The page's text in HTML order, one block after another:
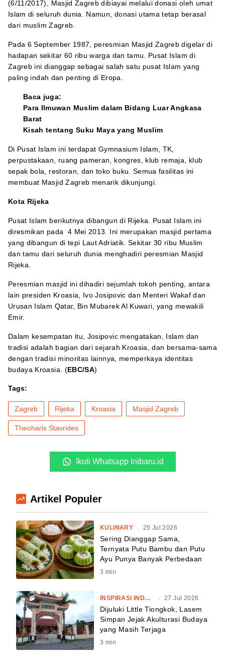
(6/11/2017), Masjid Zagreb dibiayai melalui donasi oleh umat
Islam di seluruh dunia. Namun, donasi utama tetap berasal
dari muslim Zagreb.
Pada 6 September 1987, peresmian Masjid Zagreb digelar di
hadapan sekitar 60 ribu warga dan tamu. Pusat Islam di
Zagreb ini dianggap sebagai salah satu pusat Islam yang
paling indah dan penting di Eropa.
Baca juga:
Para Ilmuwan Muslim dalam Bidang Luar Angkasa
Barat
Kisah tentang Suku Maya yang Muslim
Di Pusat Islam ini terdapat Gymnasium Islam, TK,
perpustakaan, ruang pameran, kongres, klub remaja, klub
sepak bola, restoran, dan toko buku. Semua fasilitas ini
membuat Masjid Zagreb menarik dikunjungi.
Kota Rijeka
Pusat Islam berikutnya dibangun di Rijeka. Pusat Islam ini
diresmikan pada 4 Mei 2013. Ini merupakan masjid pertama
yang dibangun di tepi Laut Adriatik. Sekitar 30 ribu Muslim
dan tamu dari seluruh dunia menghadiri peresmian Masjid
Rijeka.
Peresmian masjid ini dihadiri sejumlah tokoh penting, antara
lain presiden Kroasia, Ivo Josipovic dan Menteri Wakaf dan
Urusan Islam Qatar, Bin Mubarek Al Kuwari, yang mewakili
Emir.
Dalam kesempatan itu, Josipovic mengatakan, Islam dan
tradisi adalah bagian dari sejarah Kroasia, dan bersama-sama
dengan tradisi minoritas lainnya, memperkaya identitas
budaya Kroasia. (EBC/SA)
Tags:
Zagreb Rijeka Kroasia Masjid Zagreb
Theoharis Stavrides
Ikuti Whatsapp Inibaru.id
Artikel Populer
KULINARY . 25 Jul 2026
Sering Dianggap Sama,
Ternyata Putu Bambu dan Putu
Ayu Punya Banyak Perbedaan
3 min
INSPIRASI INDONESIA . 27 Jul 2026
Dijuluki Little Tiongkok, Lasem
Simpan Jejak Akulturasi Budaya
yang Masih Terjaga
3 min